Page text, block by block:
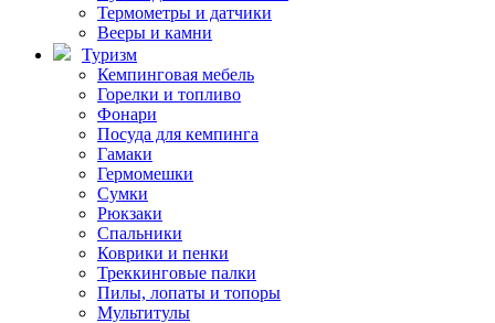
Термометры и датчики
Вееры и камни
Туризм
Кемпинговая мебель
Горелки и топливо
Фонари
Посуда для кемпинга
Гамаки
Гермомешки
Сумки
Рюкзаки
Спальники
Коврики и пенки
Треккинговые палки
Пилы, лопаты и топоры
Мультитулы